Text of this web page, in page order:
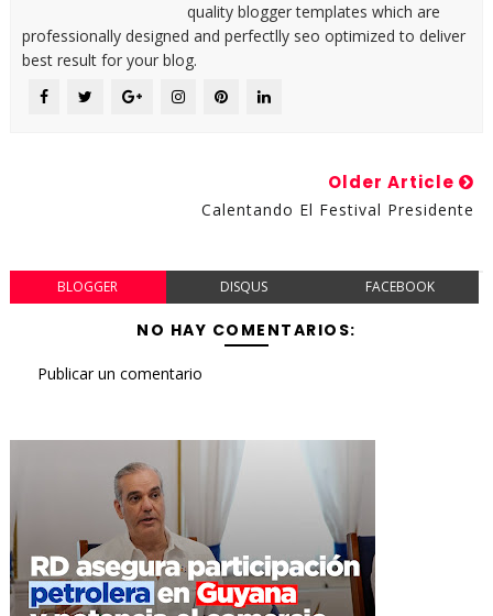
quality blogger templates which are
professionally designed and perfectlly seo optimized to deliver
best result for your blog.
Older Article
Calentando El Festival Presidente
BLOGGER DISQUS FACEBOOK
NO HAY COMENTARIOS:
Publicar un comentario